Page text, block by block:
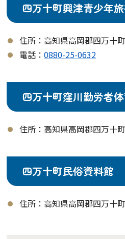
四万十町興津青少年
住所：高知県高岡郡四万十
電話：0880-25-0632
四万十町窪川勤労者
住所：高知県高岡郡四万十
四万十町民俗資料館
住所：高知県高岡郡四万十